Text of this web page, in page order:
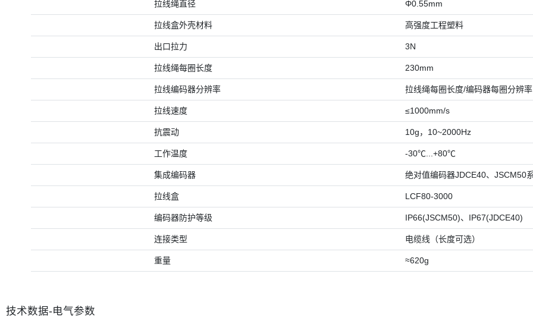
拉线绳直径 Φ0.55mm
拉线盒外壳材料 高强度工程塑料
出口拉力 3N
拉线绳每圈长度 230mm
拉线编码器分辨率 拉线绳每圈长度/编码器每圈分辨率
拉线速度 ≤1000mm/s
抗震动 10g，10~2000Hz
工作温度 -30℃...+80℃
集成编码器 绝对值编码器JDCE40、JSCM50
拉线盒 LCF80-3000
编码器防护等级 IP66(JSCM50)、IP67(JDCE40)
连接类型 电缆线（长度可选）
重量 ≈620g
技术数据-电气参数